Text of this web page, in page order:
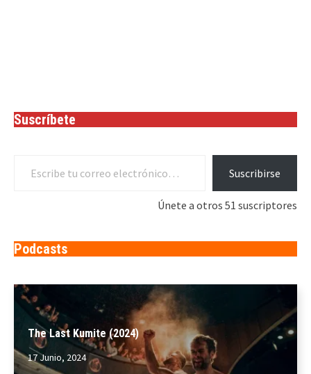
Suscríbete
Suscribirse
Únete a otros 51 suscriptores
Podcasts
The Last Kumite (2024)
17 Junio, 2024